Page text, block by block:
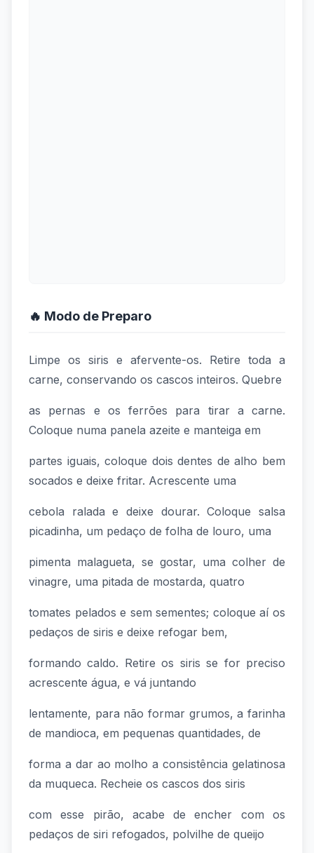
🔥 Modo de Preparo
Limpe os siris e afervente-os. Retire toda a
carne, conservando os cascos inteiros. Quebre
as pernas e os ferrões para tirar a carne.
Coloque numa panela azeite e manteiga em
partes iguais, coloque dois dentes de alho bem
socados e deixe fritar. Acrescente uma
cebola ralada e deixe dourar. Coloque salsa
picadinha, um pedaço de folha de louro, uma
pimenta malagueta, se gostar, uma colher de
vinagre, uma pitada de mostarda, quatro
tomates pelados e sem sementes; coloque aí os
pedaços de siris e deixe refogar bem,
formando caldo. Retire os siris se for preciso
acrescente água, e vá juntando
lentamente, para não formar grumos, a farinha
de mandioca, em pequenas quantidades, de
forma a dar ao molho a consistência gelatinosa
da muqueca. Recheie os cascos dos siris
com esse pirão, acabe de encher com os
pedaços de siri refogados, polvilhe de queijo